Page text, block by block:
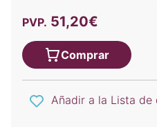
PVP. 51,20€
Comprar
Añadir a la Lista de